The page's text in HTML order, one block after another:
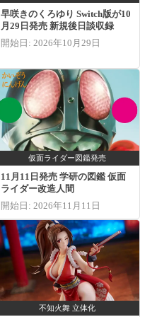
早咲きのくろゆり Switch版が10
月29日発売 新規後日談収録
開始日: 2026年10月29日
仮面ライダー図鑑発売
11月11日発売 学研の図鑑 仮面
ライダー改造人間
開始日: 2026年11月11日
不知火舞 立体化